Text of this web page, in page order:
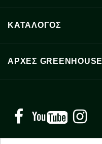
ΚΑΤΑΛΟΓΟΣ
ΑΡΧΈΣ GREENHOUSE
Facebook YouTube